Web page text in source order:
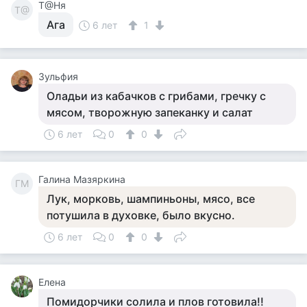
Т@ Т@Ня
Ага 6 лет 1
Зульфия
Оладьи из кабачков с грибами, гречку с
мясом, творожную запеканку и салат
6 лет 0 0
ГМ Галина Мазяркина
Лук, морковь, шампиньоны, мясо, все
потушила в духовке, было вкусно.
6 лет 0 0
Елена
Помидорчики солила и плов готовила!!